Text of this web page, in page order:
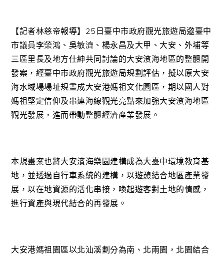
【記者林慈帝報導】25日臺中市政府觀光旅遊局邀臺中
市議員李榮鴻、吳敏濟、楊永昌及大甲、大安、外埔等
三區里長及地方仕紳共同討論的大安濱海地區的整體開
發案，經臺中市政府觀光旅遊局規劃評估，擬以原大安
海水域場場址規畫成大安港媽祖文化園區，期以國人對
媽祖堅定信仰及串連海線觀光亮點來加強大安濱海地區
觀光發展，進而帶動整體經濟產業發展。
本規畫案也將大安濱海樂園建構成為大臺中環境教育基
地， 並透過自行車系統的建構，以遊憩結合地區產業發
展，以在地資源的活化串接，喚起遊客對土地的情感，
進行資產與現代結合的再發展。
大安港媽祖園區以北汕溪劃分為南、北兩園，北園結合